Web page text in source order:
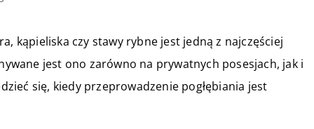
kąpieliska czy stawy rybne jest jedną z najczęściej
jest ono zarówno na prywatnych posesjach, jak i
się, kiedy przeprowadzenie pogłębiania jest